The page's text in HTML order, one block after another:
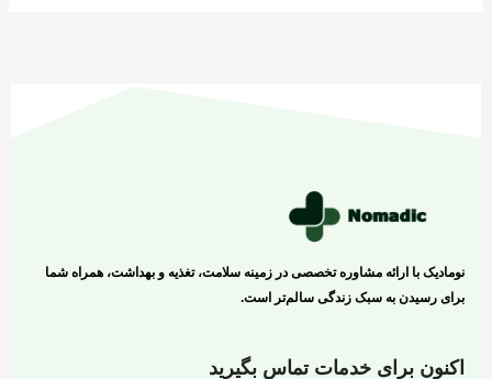
نومادیک با ارائه مشاوره تخصصی در زمینه سلامت، تغذیه و بهداشت، همراه شما
برای رسیدن به سبک زندگی سالم‌تر است.
اکنون برای خدمات تماس بگیرید